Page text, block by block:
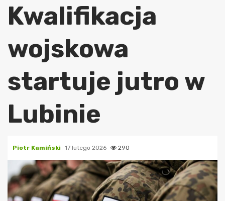
Kwalifikacja
wojskowa
startuje jutro w
Lubinie
Piotr Kamiński 17 lutego 2026 290